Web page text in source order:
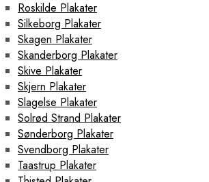
Roskilde Plakater
Silkeborg Plakater
Skagen Plakater
Skanderborg Plakater
Skive Plakater
Skjern Plakater
Slagelse Plakater
Solrød Strand Plakater
Sønderborg Plakater
Svendborg Plakater
Taastrup Plakater